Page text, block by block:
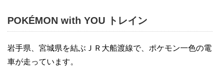
POKÉMON with YOU トレイン
岩手県、宮城県を結ぶＪＲ大船渡線で、ポケモン一色の電
車が走っています。